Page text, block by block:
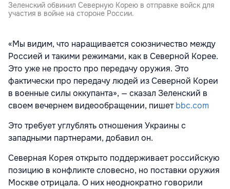
Зеленский обвинил Северную Корею в отправке войск для
участия в войне на стороне России.
«Мы видим, что наращивается союзничество между
Россией и такими режимами, как в Северной Корее.
Это уже не просто про передачу оружия. Это
фактически про передачу людей из Северной Кореи
в военные силы оккупанта», — сказал Зеленский в
своем вечернем видеообращении, пишетbbc.com
Это требует углублять отношения Украины с
западными партнерами, добавил он.
Северная Корея открыто поддерживает российскую
позицию в конфликте словесно, но поставки оружия
Москве отрицала. О них неоднократно говорили